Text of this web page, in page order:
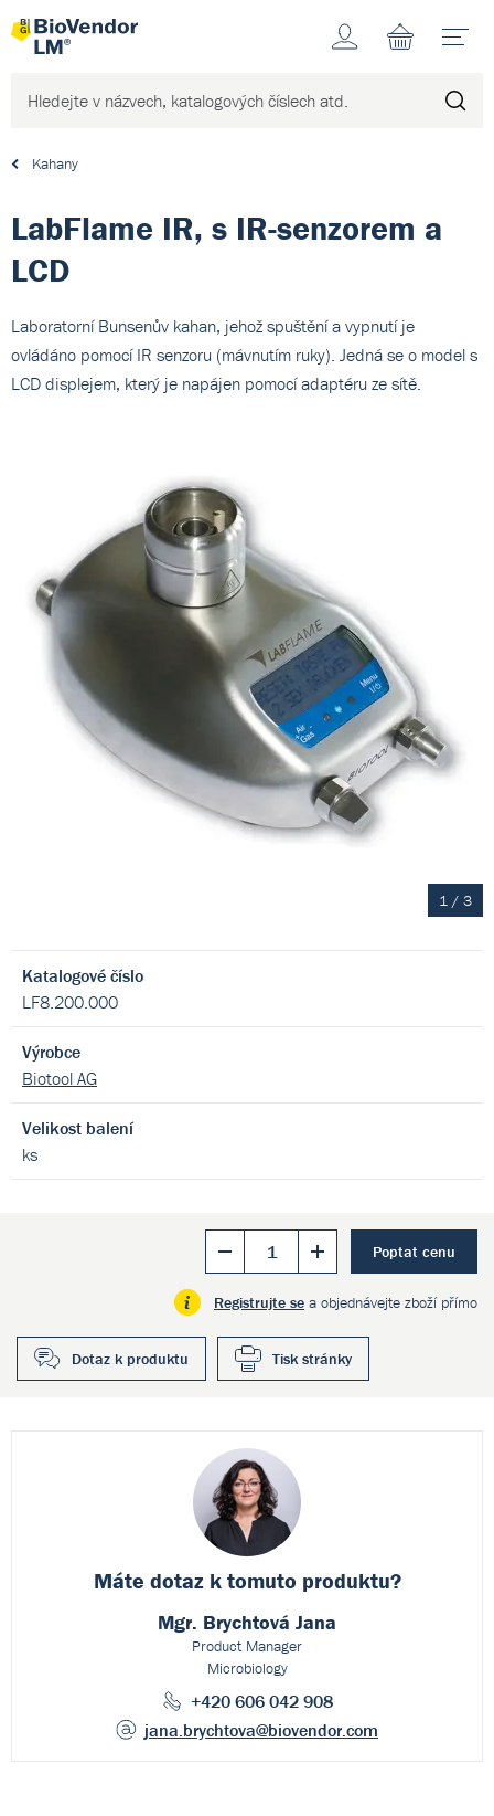
Účet
Kahany
LabFlame IR, s IR-senzorem a
LCD
Laboratorní Bunsenův kahan, jehož spuštění a vypnutí je
ovládáno pomocí IR senzoru (mávnutím ruky). Jedná se o model s
LCD displejem, který je napájen pomocí adaptéru ze sítě.
1 / 3
Katalogové číslo
LF8.200.000
Výrobce
Biotool AG
Velikost balení
ks
Poptat cenu
Registrujte se a objednávejte zboží přímo
Dotaz k produktu Tisk stránky
Máte dotaz k tomuto produktu?
Mgr. Brychtová Jana
Product Manager
Microbiology
+420 606 042 908
jana.brychtova@biovendor.com